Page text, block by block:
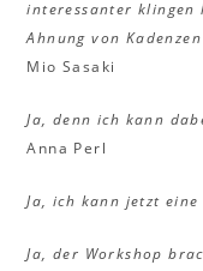
interessanter klingen
Ahnung von
Mio Sasaki
Ja, denn ich kann
Anna Perl
Ja, ich kann jetzt
Ja, der Workshop